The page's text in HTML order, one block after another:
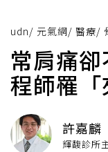
udn/ 元氣網/ 醫療/
常肩痛
程師罹「
許嘉麟
輝馥診所